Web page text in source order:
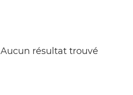
Aucun résultat trouvé